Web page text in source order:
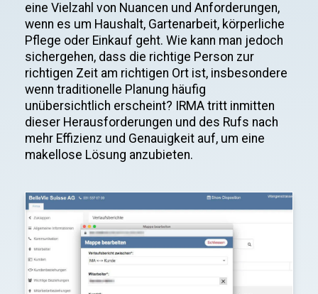
eine Vielzahl von Nuancen und Anforderungen,
wenn es um Haushalt, Gartenarbeit, körperliche
Pflege oder Einkauf geht. Wie kann man jedoch
sichergehen, dass die richtige Person zur
richtigen Zeit am richtigen Ort ist, insbesondere
wenn traditionelle Planung häufig
unübersichtlich erscheint? IRMA tritt inmitten
dieser Herausforderungen und des Rufs nach
mehr Effizienz und Genauigkeit auf, um eine
makellose Lösung anzubieten.